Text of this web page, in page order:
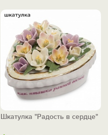
Шкатулка "Радость в сердце"